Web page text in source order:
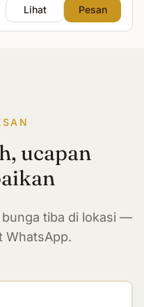
Lihat Pesan
ucapan
bunga tiba di lokasi —
WhatsApp.